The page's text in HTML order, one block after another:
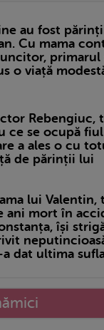
au fost
Cu mama
primarul
o viață
Rebengiuc,
ce se ocupă
a ales o cu
de părinții lui
lui Valentin,
ani mort în
își
a dat ultima